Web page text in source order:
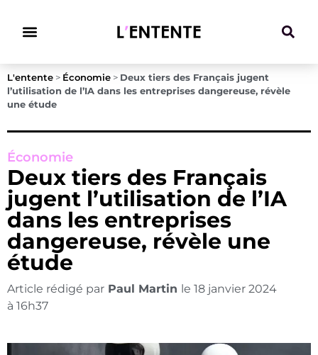
L'entente > Économie > Deux tiers des Français jugent
l’utilisation de l’IA dans les entreprises dangereuse, révèle
une étude
Économie
Deux tiers des Français
jugent l’utilisation de l’IA
dans les entreprises
dangereuse, révèle une
étude
Article rédigé par Paul Martin le 18 janvier 2024
à 16h37